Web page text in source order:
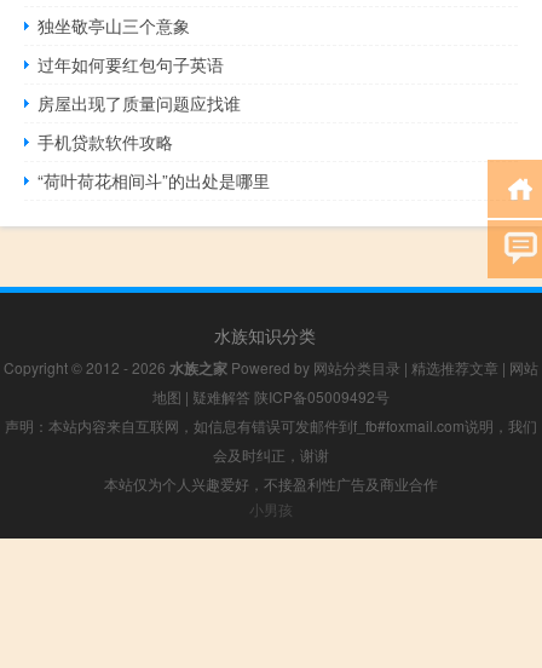
独坐敬亭山三个意象
过年如何要红包句子英语
房屋出现了质量问题应找谁
手机贷款软件攻略
“荷叶荷花相间斗”的出处是哪里
水族知识分类
Copyright © 2012 - 2026 水族之家 Powered by 网站分类目录 | 精选推荐文章 | 网站
地图 | 疑难解答 陕ICP备05009492号
声明：本站内容来自互联网，如信息有错误可发邮件到f_fb#foxmail.com说明，我们
会及时纠正，谢谢
本站仅为个人兴趣爱好，不接盈利性广告及商业合作
小男孩